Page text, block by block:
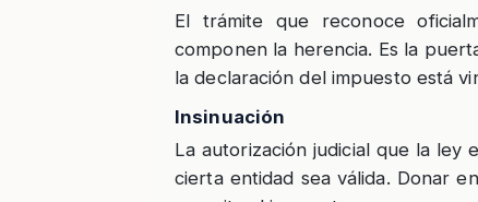
El trámite que reconoce
componen la herencia. Es la
la declaración del impuesto está
Insinuación
La autorización judicial que la ley
cierta entidad sea válida. Donar